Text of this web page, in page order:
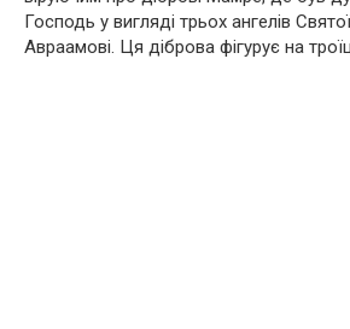
Господь у вигляді трьох ангелів Святої
Авраамові. Ця діброва фігурує на